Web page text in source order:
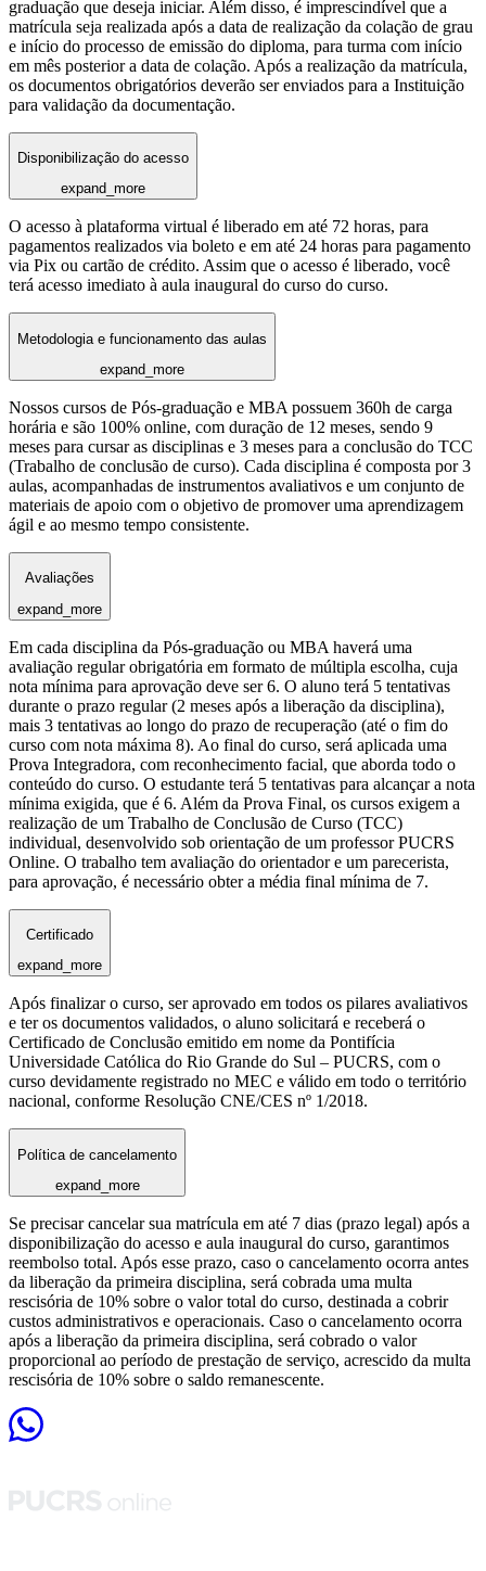
graduação que deseja iniciar. Além disso, é imprescindível que a
matrícula seja realizada após a data de realização da colação de grau
e início do processo de emissão do diploma, para turma com início
em mês posterior a data de colação. Após a realização da matrícula,
os documentos obrigatórios deverão ser enviados para a Instituição
para validação da documentação.
Disponibilização do acesso
expand_more
O acesso à plataforma virtual é liberado em até 72 horas, para
pagamentos realizados via boleto e em até 24 horas para pagamento
via Pix ou cartão de crédito. Assim que o acesso é liberado, você
terá acesso imediato à aula inaugural do curso do curso.
Metodologia e funcionamento das aulas
expand_more
Nossos cursos de Pós-graduação e MBA possuem 360h de carga
horária e são 100% online, com duração de 12 meses, sendo 9
meses para cursar as disciplinas e 3 meses para a conclusão do TCC
(Trabalho de conclusão de curso). Cada disciplina é composta por 3
aulas, acompanhadas de instrumentos avaliativos e um conjunto de
materiais de apoio com o objetivo de promover uma aprendizagem
ágil e ao mesmo tempo consistente.
Avaliações
expand_more
Em cada disciplina da Pós-graduação ou MBA haverá uma
avaliação regular obrigatória em formato de múltipla escolha, cuja
nota mínima para aprovação deve ser 6. O aluno terá 5 tentativas
durante o prazo regular (2 meses após a liberação da disciplina),
mais 3 tentativas ao longo do prazo de recuperação (até o fim do
curso com nota máxima 8). Ao final do curso, será aplicada uma
Prova Integradora, com reconhecimento facial, que aborda todo o
conteúdo do curso. O estudante terá 5 tentativas para alcançar a nota
mínima exigida, que é 6. Além da Prova Final, os cursos exigem a
realização de um Trabalho de Conclusão de Curso (TCC)
individual, desenvolvido sob orientação de um professor PUCRS
Online. O trabalho tem avaliação do orientador e um parecerista,
para aprovação, é necessário obter a média final mínima de 7.
Certificado
expand_more
Após finalizar o curso, ser aprovado em todos os pilares avaliativos
e ter os documentos validados, o aluno solicitará e receberá o
Certificado de Conclusão emitido em nome da Pontifícia
Universidade Católica do Rio Grande do Sul – PUCRS, com o
curso devidamente registrado no MEC e válido em todo o território
nacional, conforme Resolução CNE/CES nº 1/2018.
Política de cancelamento
expand_more
Se precisar cancelar sua matrícula em até 7 dias (prazo legal) após a
disponibilização do acesso e aula inaugural do curso, garantimos
reembolso total. Após esse prazo, caso o cancelamento ocorra antes
da liberação da primeira disciplina, será cobrada uma multa
rescisória de 10% sobre o valor total do curso, destinada a cobrir
custos administrativos e operacionais. Caso o cancelamento ocorra
após a liberação da primeira disciplina, será cobrado o valor
proporcional ao período de prestação de serviço, acrescido da multa
rescisória de 10% sobre o saldo remanescente.